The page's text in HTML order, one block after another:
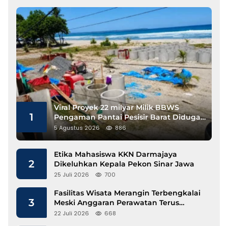
1
Viral Proyek 22 milyar Milik BBWS
Pengaman Pantai Pesisir Barat Diduga
Gunakan Besi Banci
5 Agustus 2026 886
2
Etika Mahasiswa KKN Darmajaya
Dikeluhkan Kepala Pekon Sinar Jawa
25 Juli 2026 700
3
Fasilitas Wisata Merangin Terbengkalai
Meski Anggaran Perawatan Terus
Mengalir
22 Juli 2026 668